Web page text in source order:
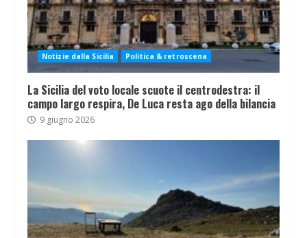
Notizie dalla Sicilia Politica & retroscena
La Sicilia del voto locale scuote il centrodestra: il
campo largo respira, De Luca resta ago della bilancia
9 giugno 2026